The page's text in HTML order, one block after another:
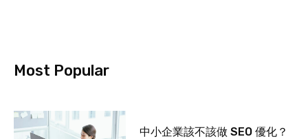
Most Popular
中小企業該不該做 SEO 優化？